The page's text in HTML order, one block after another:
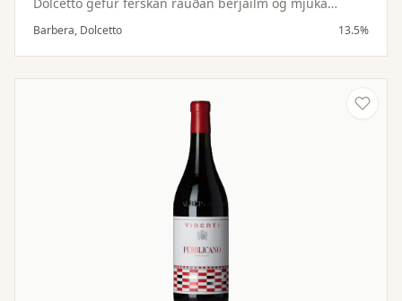
fyllingu, en Barbera lifandi sýru og byggingu. Samstillt
og vel jafnvægt vín.
Barbera, Dolcetto 13.5%